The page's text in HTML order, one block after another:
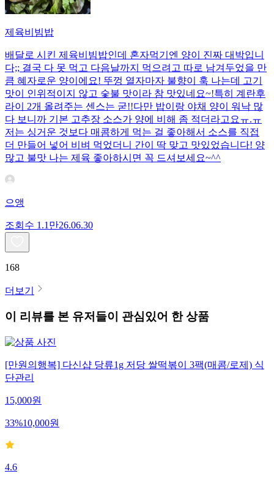
제육비빔밥
배달로 시킨 제육비빔밥인데 혼자먹기엔 양이 진짜 대박입니
다;; 결국 다 못 먹고 다음날까지 먹으려고 따로 남겨두었을 만
큼 혜자로운 양이에요! 뚜껑 열자마자 불향이 훅 나는데 고기
맛이 인위적이지 않고 숯불 맛이라 참 맛있네요~!특히 계란후
라이 2개 올려주는 센스는 굳!! ​다만 밥이랑 야채 양이 워낙 많
다 보니까 기본 고추장 소스가 양에 비해 좀 적더라고요ㅠ.ㅠ
저는 싱거운 것보다 매콤하게 먹는 걸 좋아해서 소스를 직접
더 만들어 넣어 비벼 먹었더니 간이 딱 맞고 맛있었습니다! 양
많고 불맛 나는 제육 좋아하시면 꼭 드셔보세요~^^
으앵
조회수 1.1만26.06.30
168
더보기
이 리뷰를 본 유저들이 관심있어 한 상품
[만원의행복] 다신샵 당류1g 저당 쌀떡볶이 3팩(매콤/로제) 식
단관리
15,000원
33%10,000원
4.6